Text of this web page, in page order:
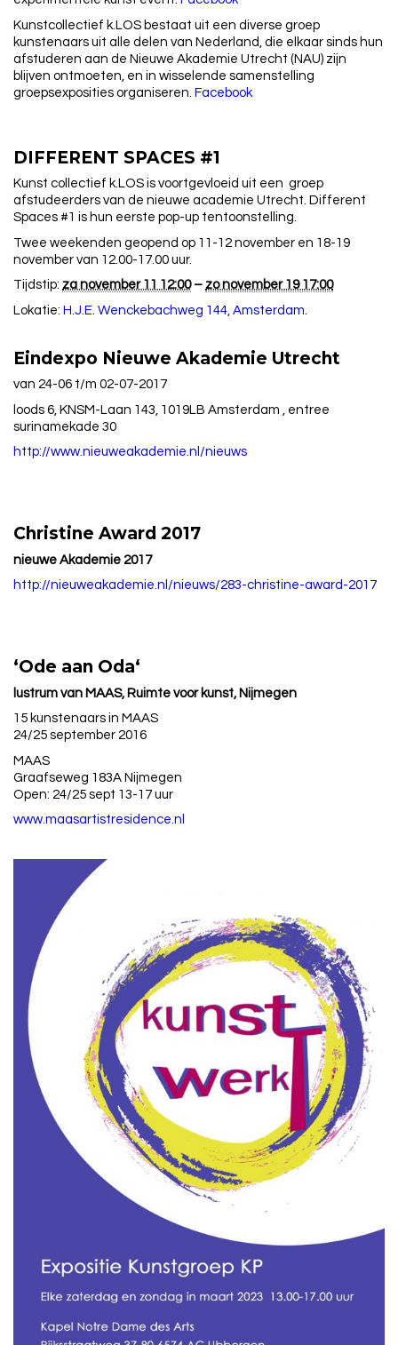
Kunstcollectief k.LOS bestaat uit een diverse groep
kunstenaars uit alle delen van Nederland, die elkaar sinds hun
afstuderen aan de Nieuwe Akademie Utrecht (NAU) zijn
blijven ontmoeten, en in wisselende samenstelling
groepsexposities organiseren. Facebook
DIFFERENT SPACES #1
Kunst collectief k.LOS is voortgevloeid uit een groep
afstudeerders van de nieuwe academie Utrecht. Different
Spaces #1 is hun eerste pop-up tentoonstelling.
Twee weekenden geopend op 11-12 november en 18-19
november van 12.00-17.00 uur.
Tijdstip: za november 11 12:00– zo november 19 17:00
Lokatie: H.J.E. Wenckebachweg 144, Amsterdam
Eindexpo Nieuwe Akademie Utrecht
van 24-06 t/m 02-07-2017
loods 6, KNSM-Laan 143, 1019LB Amsterdam , entree
surinamekade 30
http://www.nieuweakademie.nl/nieuws
Christine Award 2017
nieuwe Akademie 2017
http://nieuweakademie.nl/nieuws/283-christine-award-2017
‘Ode aan Oda‘
lustrum van MAAS, Ruimte voor kunst, Nijmegen
15 kunstenaars in MAAS
24/25 september 2016
MAAS
Graafseweg 183A Nijmegen
Open: 24/25 sept 13-17 uur
www.maasartistresidence.nl